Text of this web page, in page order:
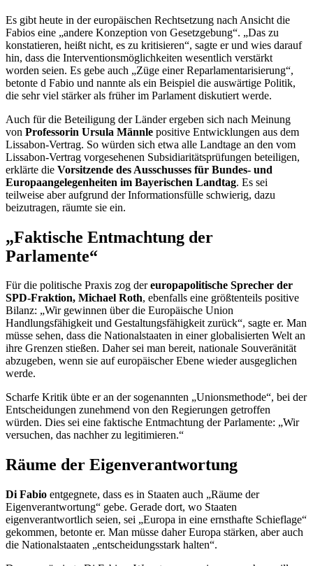
Es gibt heute in der europäischen Rechtsetzung nach Ansicht die
Fabios eine „andere Konzeption von Gesetzgebung“. „Das zu
konstatieren, heißt nicht, es zu kritisieren“, sagte er und wies darauf
hin, dass die Interventionsmöglichkeiten wesentlich verstärkt
worden seien. Es gebe auch „Züge einer Reparlamentarisierung“,
betonte d Fabio und nannte als ein Beispiel die auswärtige Politik,
die sehr viel stärker als früher im Parlament diskutiert werde.
Auch für die Beteiligung der Länder ergeben sich nach Meinung
von Professorin Ursula Männle positive Entwicklungen aus dem
Lissabon-Vertrag. So würden sich etwa alle Landtage an den vom
Lissabon-Vertrag vorgesehenen Subsidiaritätsprüfungen beteiligen,
erklärte die Vorsitzende des Ausschusses für Bundes- und
Europaangelegenheiten im Bayerischen Landtag. Es sei
teilweise aber aufgrund der Informationsfülle schwierig, dazu
beizutragen, räumte sie ein.
„Faktische Entmachtung der
Parlamente“
Für die politische Praxis zog dereuropapolitische Sprecher der
SPD-Fraktion, Michael Roth, ebenfalls eine größtenteils positive
Bilanz: „Wir gewinnen über die Europäische Union
Handlungsfähigkeit und Gestaltungsfähigkeit zurück“, sagte er. Man
müsse sehen, dass die Nationalstaaten in einer globalisierten Welt an
ihre Grenzen stießen. Daher sei man bereit, nationale Souveränität
abzugeben, wenn sie auf europäischer Ebene wieder ausgeglichen
werde.
Scharfe Kritik übte er an der sogenannten „Unionsmethode“, bei der
Entscheidungen zunehmend von den Regierungen getroffen
würden. Dies sei eine faktische Entmachtung der Parlamente: „Wir
versuchen, das nachher zu legitimieren.“
Räume der Eigenverantwortung
Di Fabio entgegnete, dass es in Staaten auch „Räume der
Eigenverantwortung“ gebe. Gerade dort, wo Staaten
eigenverantwortlich seien, sei „Europa in eine ernsthafte Schieflage“
gekommen, betonte er. Man müsse daher Europa stärken, aber auch
die Nationalstaaten „entscheidungsstark halten“.